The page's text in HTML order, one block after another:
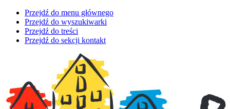
Przejdź do menu głównego
Przejdź do wyszukiwarki
Przejdź do treści
Przejdź do sekcji kontakt